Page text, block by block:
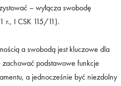
– wyłącza swobodę
r., I CSK 115/11).
a swobodą jest kluczowe dla
zachować podstawowe funkcje
a jednocześnie być niezdolny